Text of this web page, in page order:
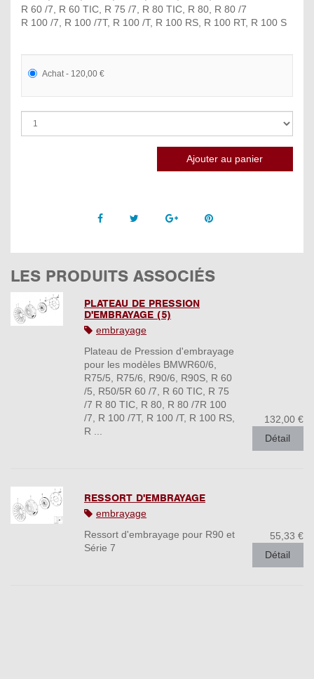
R 60 /7, R 60 TIC, R 75 /7, R 80 TIC, R 80, R 80 /7
R 100 /7, R 100 /7T, R 100 /T, R 100 RS, R 100 RT, R 100 S
Achat - 120,00 €
Facebook Twitter Google +Pinterest
LES PRODUITS ASSOCIÉS
PLATEAU DE PRESSION
D'EMBRAYAGE (5)
embrayage
Plateau de Pression d'embrayage
pour les modèles BMWR60/6,
R75/5, R75/6, R90/6, R90S, R 60
/5, R50/5R 60 /7, R 60 TIC, R 75
/7 R 80 TIC, R 80, R 80 /7R 100
/7, R 100 /7T, R 100 /T, R 100 RS,
R ...
132,00 €
Détail
RESSORT D'EMBRAYAGE
embrayage
Ressort d'embrayage pour R90 et
Série 7
55,33 €
Détail